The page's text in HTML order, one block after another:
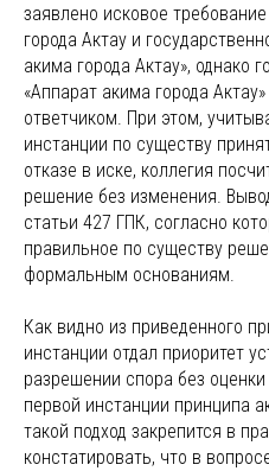
заявлено исковое
города Актау и
акима города Актау», однако
«Аппарат акима города
ответчиком. При этом,
инстанции по существу
отказе в иске, коллегия
решение без изменения.
статьи 427 ГПК, согласно
правильное по существу
формальным основаниям.
Как видно из приведенного
инстанции отдал приоритет
разрешении спора без
первой инстанции принципа
такой подход закрепится в
констатировать, что в